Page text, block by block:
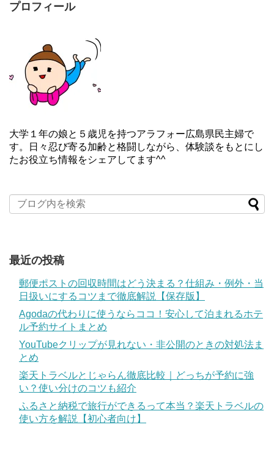
プロフィール
大学１年の娘と５歳児を持つアラフォー広島県民主婦で
す。日々忍び寄る加齢と格闘しながら、体験談をもとにし
たお役立ち情報をシェアしてます^^
最近の投稿
郵便ポストの回収時間はどう決まる？仕組み・例外・当
日扱いにするコツまで徹底解説【保存版】
Agodaの代わりに使うならココ！安心して泊まれるホテ
ル予約サイトまとめ
YouTubeクリップが見れない・非公開のときの対処法ま
とめ
楽天トラベルとじゃらん徹底比較｜どっちが予約に強
い？使い分けのコツも紹介
ふるさと納税で旅行ができるって本当？楽天トラベルの
使い方を解説【初心者向け】